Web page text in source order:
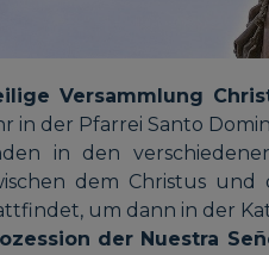
Versammlung
in der Pfarrei Santo
in den
dem Christus
um dann in der
der Nuestra